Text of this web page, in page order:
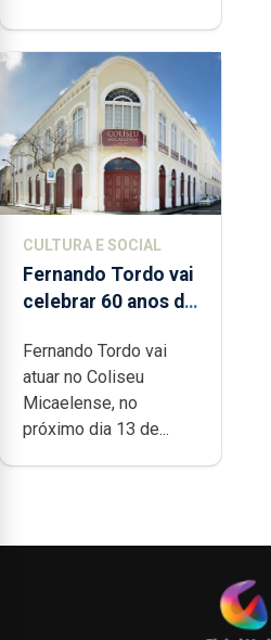
CULTURA E SOCIAL
Fernando Tordo vai
celebrar 60 anos de
Micaelense
Fernando Tordo vai
atuar no Coliseu
Micaelense, no
próximo dia 13 de...